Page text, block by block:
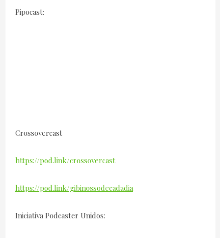
Pipocast:
Crossovercast
https://pod.link/crossovercast
https://pod.link/gibinossodecadadia
Iniciativa Podcaster Unidos: